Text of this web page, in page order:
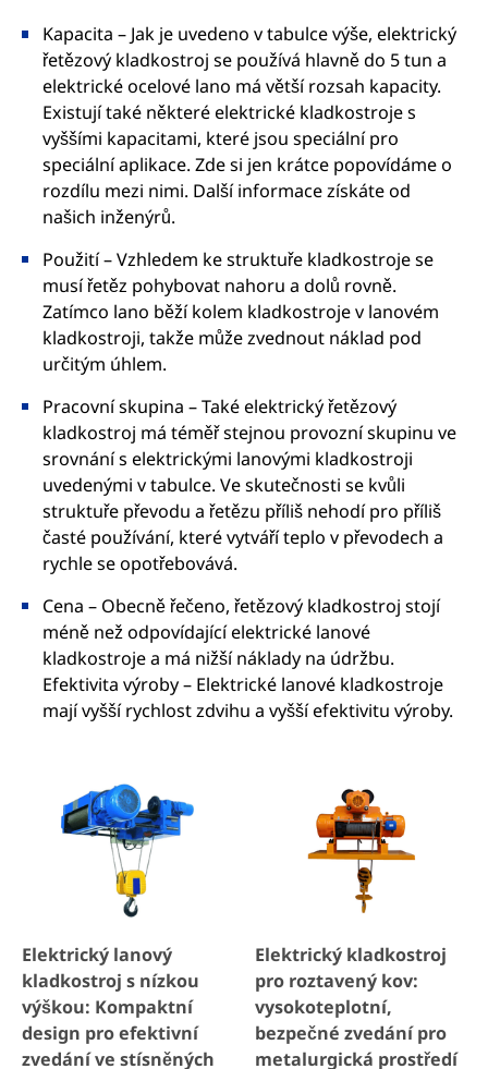
Kapacita – Jak je uvedeno v tabulce výše, elektrický
řetězový kladkostroj se používá hlavně do 5 tun a
elektrické ocelové lano má větší rozsah kapacity.
Existují také některé elektrické kladkostroje s
vyššími kapacitami, které jsou speciální pro
speciální aplikace. Zde si jen krátce popovídáme o
rozdílu mezi nimi. Další informace získáte od
našich inženýrů.
Použití – Vzhledem ke struktuře kladkostroje se
musí řetěz pohybovat nahoru a dolů rovně.
Zatímco lano běží kolem kladkostroje v lanovém
kladkostroji, takže může zvednout náklad pod
určitým úhlem.
Pracovní skupina – Také elektrický řetězový
kladkostroj má téměř stejnou provozní skupinu ve
srovnání s elektrickými lanovými kladkostroji
uvedenými v tabulce. Ve skutečnosti se kvůli
struktuře převodu a řetězu příliš nehodí pro příliš
časté používání, které vytváří teplo v převodech a
rychle se opotřebovává.
Cena – Obecně řečeno, řetězový kladkostroj stojí
méně než odpovídající elektrické lanové
kladkostroje a má nižší náklady na údržbu.
Efektivita výroby – Elektrické lanové kladkostroje
mají vyšší rychlost zdvihu a vyšší efektivitu výroby.
Elektrický lanový
kladkostroj s nízkou
výškou: Kompaktní
design pro efektivní
zvedání ve stísněných
Elektrický kladkostroj
pro roztavený kov:
vysokoteplotní,
bezpečné zvedání pro
metalurgická prostředí